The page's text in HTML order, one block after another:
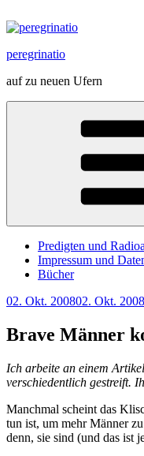
Inhalt
peregrinatio
auf zu neuen Ufern
Predigten und
Impressum und
Bücher
Veröffentlicht
02. Okt. 200802. Okt. 2008
Brave Männer
Ich arbeite an einem
verschiedentlich gestreift.
Manchmal scheint das
tun ist, um mehr Männer
denn, sie sind (und das ist